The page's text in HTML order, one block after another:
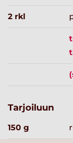
2 rkl
Tarjoiluun
150 g